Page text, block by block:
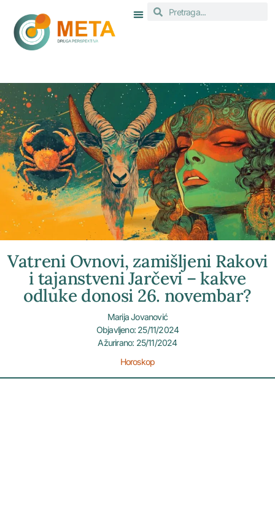
Vatreni Ovnovi, zamišljeni Rakovi
i tajanstveni Jarčevi – kakve
odluke donosi 26. novembar?
Marija Jovanović
Objavljeno: 25/11/2024
Ažurirano: 25/11/2024
Horoskop